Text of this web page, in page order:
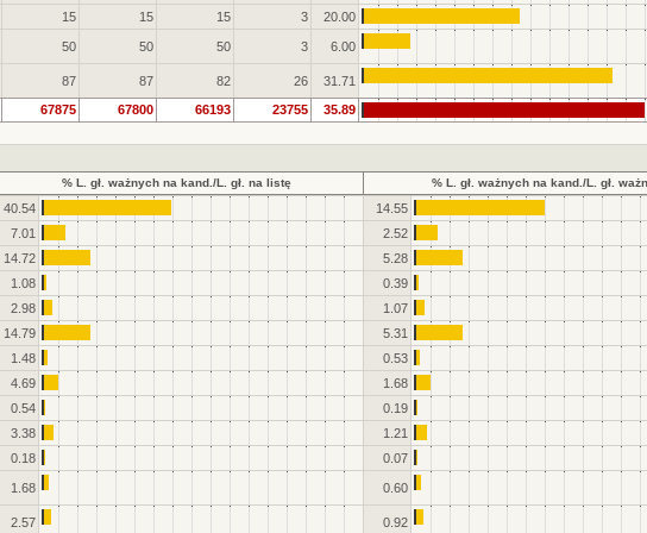
15 15 15 3 20.00
50 50 50 3 6.00
87 87 82 26
31.71
67875 67800 66193 23755 35.89
% L. gł. ważnych na kand./L. gł. na listę % L. gł. ważnych na kand./L. gł.
40.54
14.55
7.01
2.52
14.72
5.28
1.08
0.39
2.98
1.07
14.79
5.31
1.48
0.53
4.69
1.68
0.54
0.19
3.38
1.21
0.18 0.07
1.68 0.60
2.57 0.92